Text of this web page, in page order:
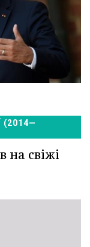
на свіжі